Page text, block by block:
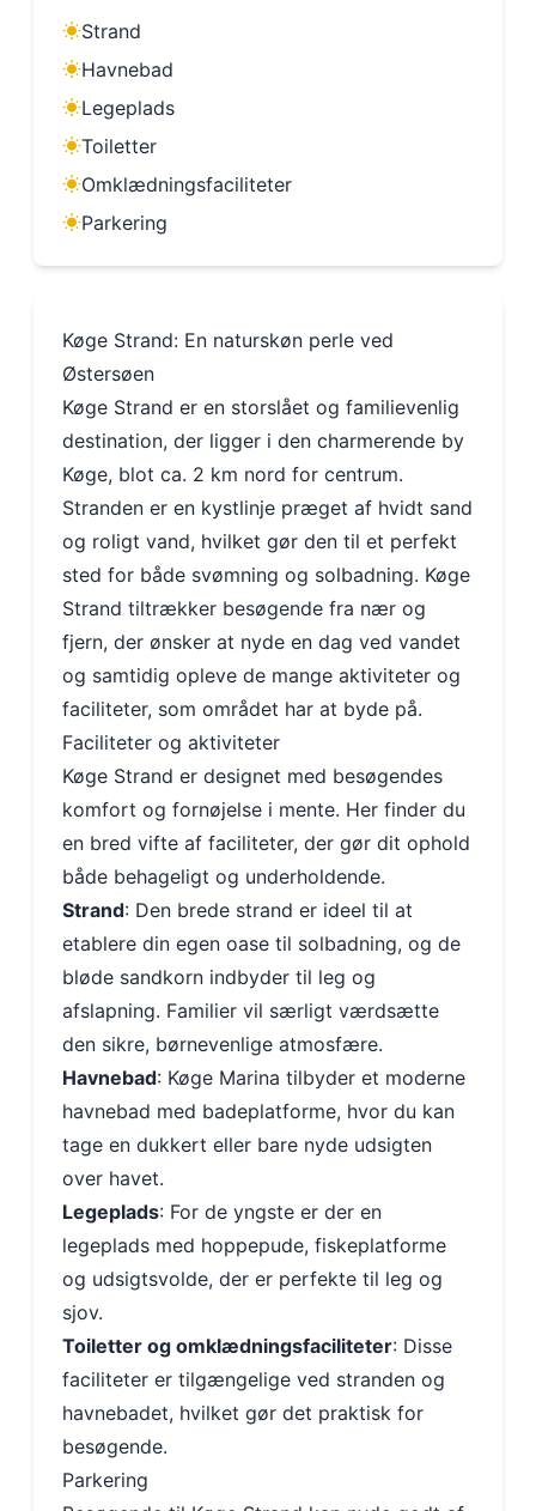
Strand
Havnebad
Legeplads
Toiletter
Omklædningsfaciliteter
Parkering
Køge Strand: En naturskøn perle ved
Østersøen
Køge Strand er en storslået og familievenlig
destination, der ligger i den charmerende by
Køge, blot ca. 2 km nord for centrum.
Stranden er en kystlinje præget af hvidt sand
og roligt vand, hvilket gør den til et perfekt
sted for både svømning og solbadning. Køge
Strand tiltrækker besøgende fra nær og
fjern, der ønsker at nyde en dag ved vandet
og samtidig opleve de mange aktiviteter og
faciliteter, som området har at byde på.
Faciliteter og aktiviteter
Køge Strand er designet med besøgendes
komfort og fornøjelse i mente. Her finder du
en bred vifte af faciliteter, der gør dit ophold
både behageligt og underholdende.
Strand: Den brede strand er ideel til at
etablere din egen oase til solbadning, og de
bløde sandkorn indbyder til leg og
afslapning. Familier vil særligt værdsætte
den sikre, børnevenlige atmosfære.
Havnebad: Køge Marina tilbyder et moderne
havnebad med badeplatforme, hvor du kan
tage en dukkert eller bare nyde udsigten
over havet.
Legeplads: For de yngste er der en
legeplads med hoppepude, fiskeplatforme
og udsigtsvolde, der er perfekte til leg og
sjov.
Toiletter og omklædningsfaciliteter: Disse
faciliteter er tilgængelige ved stranden og
havnebadet, hvilket gør det praktisk for
besøgende.
Parkering